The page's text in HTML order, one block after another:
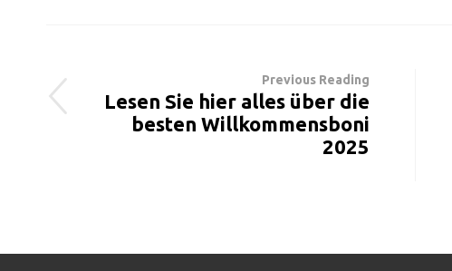
Previous Reading
Lesen Sie hier alles über die
besten Willkommensboni
2025